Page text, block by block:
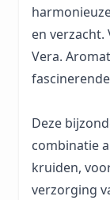
en verzacht.
Vera.
Deze
combinatie
kruiden,
verzorging